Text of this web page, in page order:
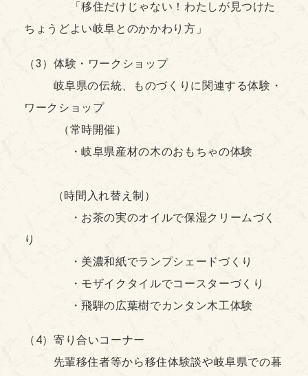
「移住だけじゃない！わたしが見つけた
ちょうどよい岐阜とのかかわり方」
（3）体験・ワークショップ
岐阜県の伝統、ものづくりに関連する体験・
ワークショップ
（常時開催）
・岐阜県産材の木のおもちゃの体験
（時間入れ替え制）
・お茶の実のオイルで保湿クリームづく
り
・美濃和紙でランプシェードづくり
・モザイクタイルでコースターづくり
・飛騨の広葉樹でカンタン木工体験
（4）寄り合いコーナー
先輩移住者等から移住体験談や岐阜県での暮